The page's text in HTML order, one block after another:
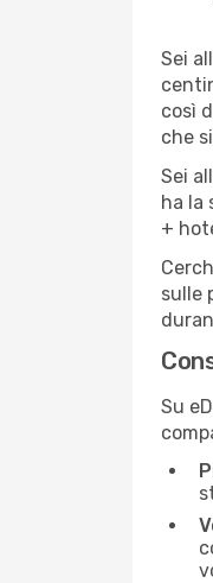
Sei
così
che
Sei
ha la
+
sulle
Su